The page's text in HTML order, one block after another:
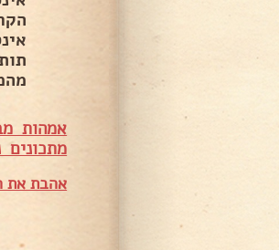
אמהות
מתכונים
אהבת את